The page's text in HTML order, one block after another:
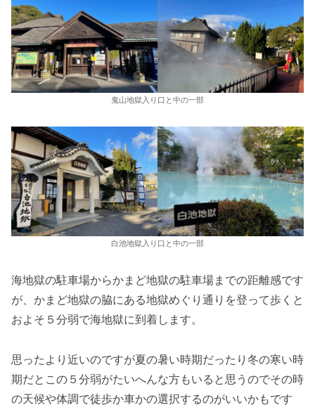
鬼山地獄入り口と中の一部
白池地獄入り口と中の一部
海地獄の駐車場からかまど地獄の駐車場までの距離感です
が、かまど地獄の脇にある地獄めぐり通りを登って歩くと
およそ５分弱で海地獄に到着します。
思ったより近いのですが夏の暑い時期だったり冬の寒い時
期だとこの５分弱がたいへんな方もいると思うのでその時
の天候や体調で徒歩か車かの選択するのがいいかもです